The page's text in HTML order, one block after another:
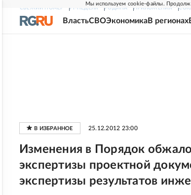
Мы используем cookie-файлы.
СВЕЖИЙ НОМЕР РГ-НЕДЕЛЯ РОДИНА ПРИЛОЖЕНИЯ
ВластьСВОЭкономикаВ регионах
25.12.2012 23:00
Изменения в Порядок
экспертизы проектной
экспертизы результатов